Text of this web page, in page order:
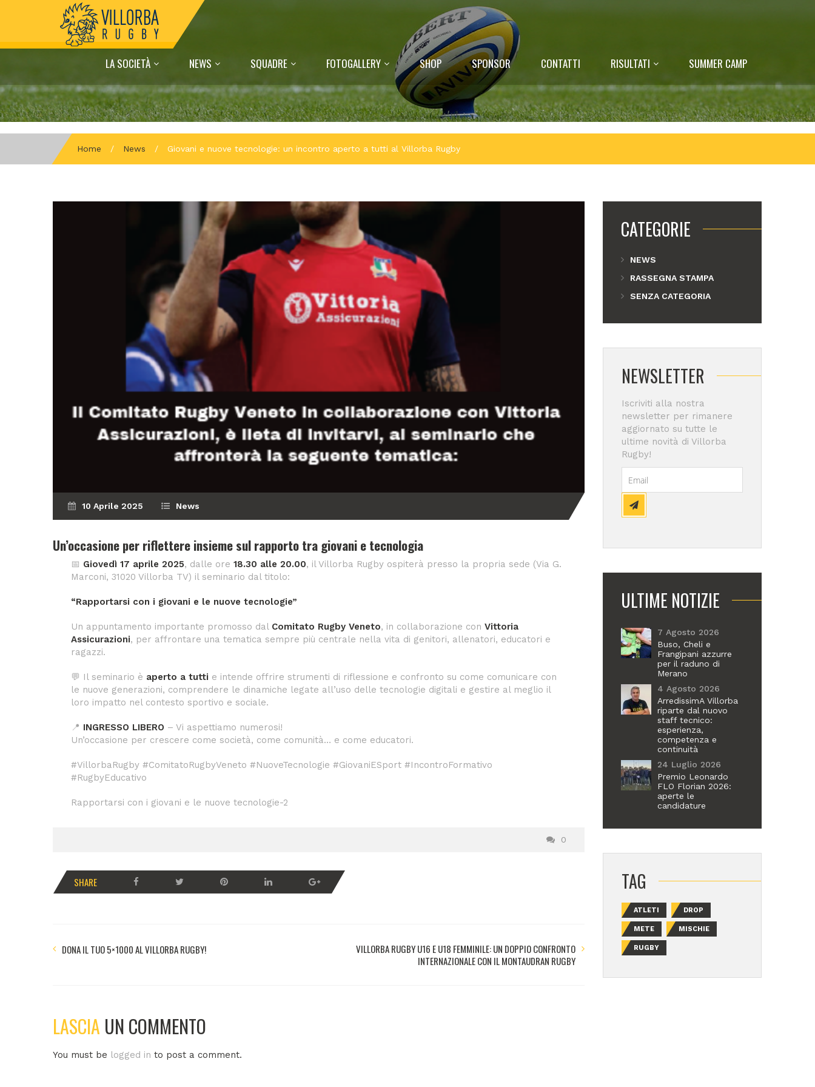
LA SOCIETÀ NEWS SQUADRE FOTOGALLERY SHOP SPONSOR CONTATTI RISULTATI SUMMER CAMP
Home / News / Giovani e nuove tecnologie: un incontro aperto a tutti al Villorba Rugby
10 Aprile 2025 News
Un’occasione per riflettere insieme sul rapporto tra giovani e tecnologia
📅 Giovedì 17 aprile 2025, dalle ore 18.30 alle 20.00, il Villorba Rugby ospiterà presso la propria sede (Via G.
Marconi, 31020 Villorba TV) il seminario dal titolo:
“Rapportarsi con i giovani e le nuove tecnologie”
Un appuntamento importante promosso dal Comitato Rugby Veneto, in collaborazione con Vittoria
Assicurazioni, per affrontare una tematica sempre più centrale nella vita di genitori, allenatori, educatori e
ragazzi.
💬 Il seminario è aperto a tutti e intende offrire strumenti di riflessione e confronto su come comunicare con
le nuove generazioni, comprendere le dinamiche legate all’uso delle tecnologie digitali e gestire al meglio il
loro impatto nel contesto sportivo e sociale.
📍 INGRESSO LIBERO – Vi aspettiamo numerosi!
Un’occasione per crescere come società, come comunità… e come educatori.
#VillorbaRugby #ComitatoRugbyVeneto #NuoveTecnologie #GiovaniESport #IncontroFormativo
#RugbyEducativo
Rapportarsi con i giovani e le nuove tecnologie-2
0
SHARE
DONA IL TUO 5×1000 AL VILLORBA RUGBY!
VILLORBA RUGBY U16 E U18 FEMMINILE: UN DOPPIO CONFRONTO
INTERNAZIONALE CON IL MONTAUDRAN RUGBY
LASCIA UN COMMENTO
You must be logged in to post a comment.
CATEGORIE
NEWS
RASSEGNA STAMPA
SENZA CATEGORIA
NEWSLETTER
Iscriviti alla nostra
newsletter per rimanere
aggiornato su tutte le
ultime novità di Villorba
Rugby!
ULTIME NOTIZIE
7 Agosto 2026
Buso, Cheli e
Frangipani azzurre
per il raduno di
Merano
4 Agosto 2026
ArredissimA Villorba
riparte dal nuovo
staff tecnico:
esperienza,
competenza e
continuità
24 Luglio 2026
Premio Leonardo
FLO Florian 2026:
aperte le
candidature
TAG
ATLETI DROP
METE MISCHIE
RUGBY